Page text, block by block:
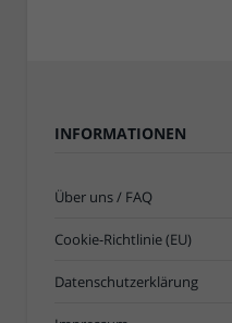
INFORMATIONEN
Über uns / FAQ
Cookie-Richtlinie (EU)
Datenschutzerklärung